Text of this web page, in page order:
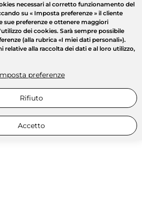
necessari al corretto funzionamento del
su « Imposta preferenze » il cliente
sue preferenze e ottenere maggiori
dei cookies. Sarà sempre possibile
(alla rubrica «I miei dati personali»).
relative alla raccolta dei dati e al loro utilizzo,
preferenze
Rifiuto
Accetto